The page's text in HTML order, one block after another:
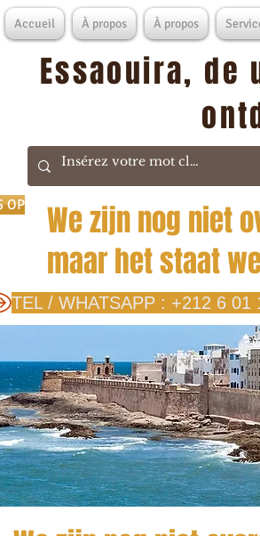
Accueil À propos À propos
Essaouira, de
OP
We zijn nog niet
maar het staat